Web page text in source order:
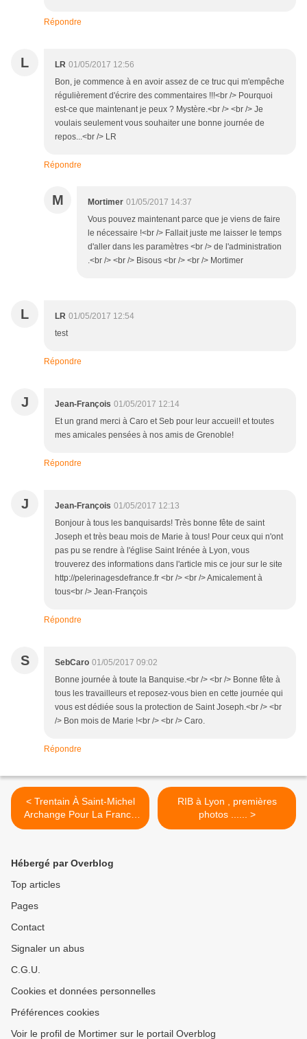
Répondre
L LR 01/05/2017 12:56
Bon, je commence à en avoir assez de ce truc qui m'empêche
régulièrement d'écrire des commentaires !!!<br /> Pourquoi
est-ce que maintenant je peux ? Mystère.<br /> <br /> Je
voulais seulement vous souhaiter une bonne journée de
repos...<br /> LR
Répondre
M Mortimer 01/05/2017 14:37
Vous pouvez maintenant parce que je viens de faire
le nécessaire !<br /> Fallait juste me laisser le temps
d'aller dans les paramètres <br /> de l'administration
.<br /> <br /> Bisous <br /> <br /> Mortimer
L LR 01/05/2017 12:54
test
Répondre
J Jean-François 01/05/2017 12:14
Et un grand merci à Caro et Seb pour leur accueil! et toutes
mes amicales pensées à nos amis de Grenoble!
Répondre
J Jean-François 01/05/2017 12:13
Bonjour à tous les banquisards! Très bonne fête de saint
Joseph et très beau mois de Marie à tous! Pour ceux qui n'ont
pas pu se rendre à l'église Saint Irénée à Lyon, vous
trouverez des informations dans l'article mis ce jour sur le site
http://pelerinagesdefrance.fr <br /> <br /> Amicalement à
tous<br /> Jean-François
Répondre
S SebCaro 01/05/2017 09:02
Bonne journée à toute la Banquise.<br /> <br /> Bonne fête à
tous les travailleurs et reposez-vous bien en cette journée qui
vous est dédiée sous la protection de Saint Joseph.<br /> <br
/> Bon mois de Marie !<br /> <br /> Caro.
Répondre
< Trentain À Saint-Michel
Archange Pour La France
Du 8 Avril Au 8 Mai (Fête
RIB à Lyon , premières
photos ...... >
Hébergé par Overblog
Top articles
Pages
Contact
Signaler un abus
C.G.U.
Cookies et données personnelles
Préférences cookies
Voir le profil de Mortimer sur le portail Overblog